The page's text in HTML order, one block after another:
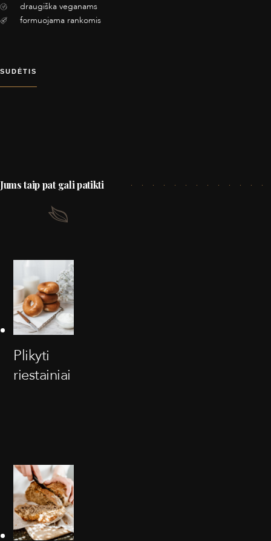
draugiška veganams
formuojama rankomis
SUDĖTIS
Jums taip pat gali patikti
Plikyti
riestainiai